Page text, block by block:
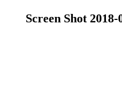
Screen Shot